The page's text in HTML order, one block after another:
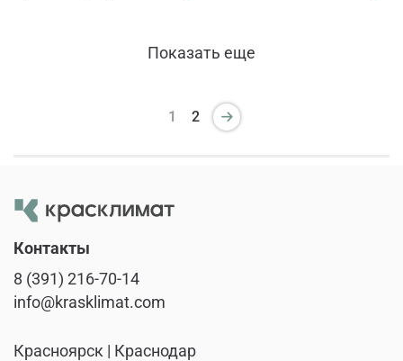
Показать еще
1 2
Контакты
8 (391) 216-70-14
info@krasklimat.com
Красноярск | Краснодар